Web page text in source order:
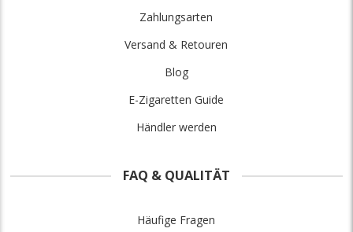
Zahlungsarten
Versand & Retouren
Blog
E-Zigaretten Guide
Händler werden
FAQ & QUALITÄT
Häufige Fragen